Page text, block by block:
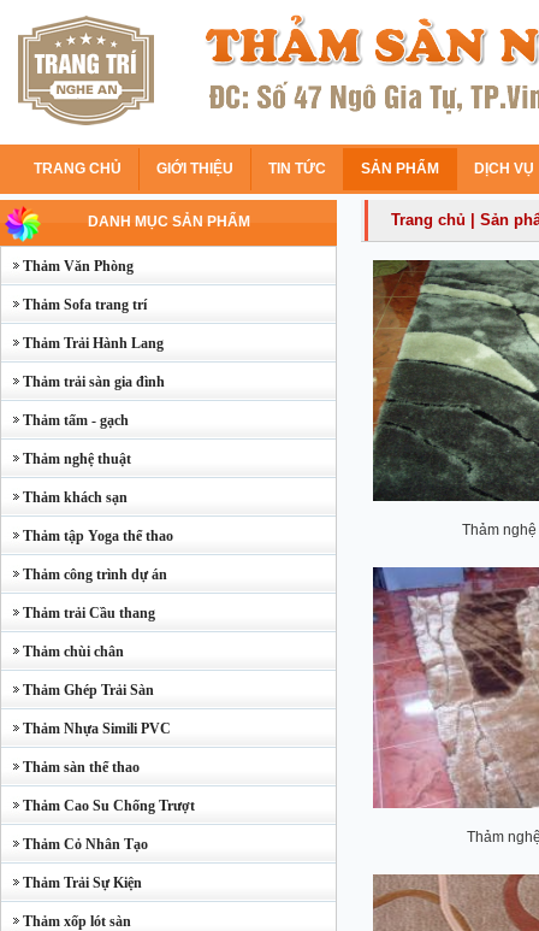
TRANG CHỦ GIỚI THIỆU TIN TỨC SẢN PHẨM DỊCH VỤ
DANH MỤC SẢN PHẨM
Thảm Văn Phòng
Thảm Sofa trang trí
Thảm Trải Hành Lang
Thảm trải sàn gia đình
Thảm tấm - gạch
Thảm nghệ thuật
Thảm khách sạn
Thảm tập Yoga thể thao
Thảm công trình dự án
Thảm trải Cầu thang
Thảm chùi chân
Thảm Ghép Trải Sàn
Thảm Nhựa Simili PVC
Thảm sàn thể thao
Thảm Cao Su Chống Trượt
Thảm Cỏ Nhân Tạo
Thảm Trải Sự Kiện
Thảm xốp lót sàn
Trang chủ Sản
Thảm
Thảm